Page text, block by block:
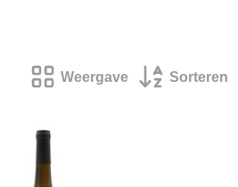
Weergave Sorteren